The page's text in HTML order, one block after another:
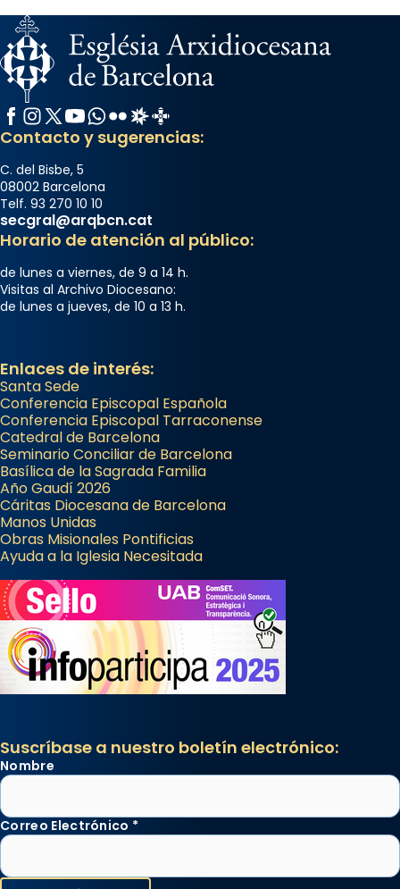
Facebook
Instagram
X / Twitter
YouTube
WhatsApp
FlickrRadio Estel
Catalunya Cristiana
Contacto y sugerencias:
C. del Bisbe, 5
08002 Barcelona
Telf. 93 270 10 10
secgral@arqbcn.cat
Horario de atención al público:
de lunes a viernes, de 9 a 14 h.
Visitas al Archivo Diocesano:
de lunes a jueves, de 10 a 13 h.
Enlaces de interés:
Santa Sede
Conferencia Episcopal Española
Conferencia Episcopal Tarraconense
Catedral de Barcelona
Seminario Conciliar de Barcelona
Basílica de la Sagrada Familia
Año Gaudí 2026
Cáritas Diocesana de Barcelona
Manos Unidas
Obras Misionales Pontificias
Ayuda a la Iglesia Necesitada
Suscríbase a nuestro boletín electrónico:
Nombre
Correo Electrónico *